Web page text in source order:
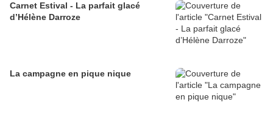
Carnet Estival - La parfait glacé
d’Hélène Darroze
La campagne en pique nique